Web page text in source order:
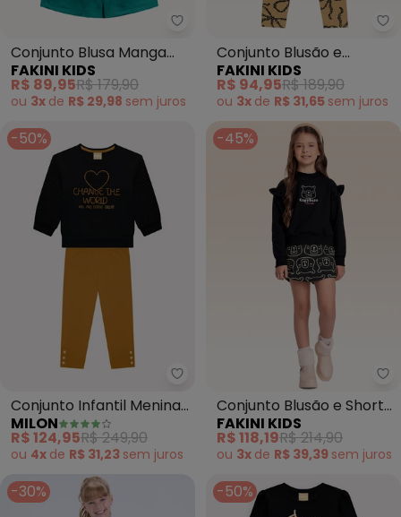
Fakini Kids - Conjunto Blusa
Conjunto Blusa Manga
Longa e Shorts Saia
(Preto)
FAKINI KIDS
R$ 89,95R$ 179,90
ou 3x de R$ 29,98 sem juros
Conjunto Blusão e
Legging (Preto)
FAKINI KIDS
R$ 94,95R$ 189,90
ou 3x de R$ 31,65 sem juros
-50%
Milon - Conjunto Infantil
Conjunto Infantil Menina
Bordado (Preto)
MILON
R$ 124,95R$ 249,90
ou 4x de R$ 31,23 sem juros
-45%
Conjunto Blusão e Shorts
Saia (Preto)
FAKINI KIDS
R$ 118,19R$ 214,90
ou 3x de R$ 39,39 sem juros
-30% -50%